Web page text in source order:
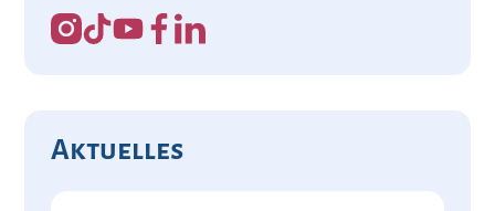
Aktuelles